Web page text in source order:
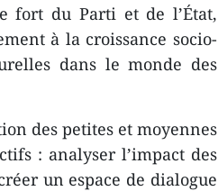
fort du Parti et de l’État,
à la croissance socio-
dans le monde des
des petites et moyennes
: analyser l’impact des
un espace de dialogue